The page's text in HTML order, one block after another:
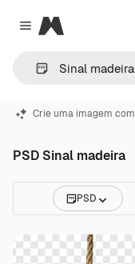
Close menu
Magnific
Crie uma imagem
PSD Sinal madeira
PSD